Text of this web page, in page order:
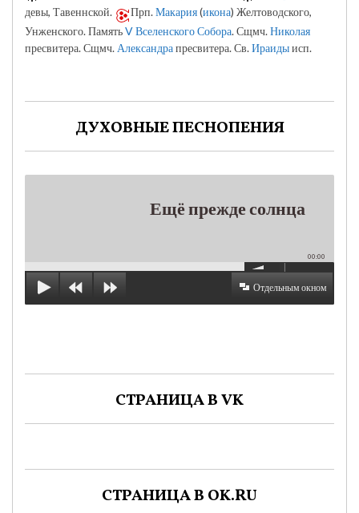
девы, Тавеннской.
Прп.Макария(икона) Желтоводского,
Унженского. ПамятьV Вселенского Собора. Сщмч.Николая
пресвитера. Сщмч. Александрапресвитера. Св.Ираидыисп.
ДУХОВНЫЕ ПЕСНОПЕНИЯ
Ещё прежде солнца
00:00
Отдельным окном
СТРАНИЦА В VK
СТРАНИЦА В OK.RU